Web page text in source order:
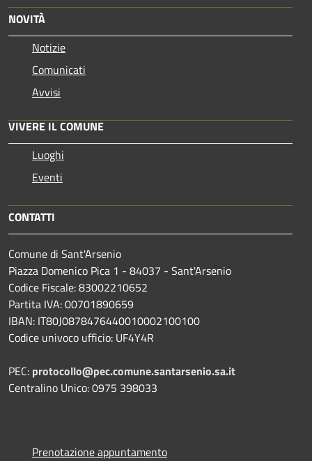
NOVITÀ
Notizie
Comunicati
Avvisi
VIVERE IL COMUNE
Luoghi
Eventi
CONTATTI
Comune di Sant'Arsenio
Piazza Domenico Pica 1 - 84037 - Sant'Arsenio
Codice Fiscale: 83002210652
Partita IVA: 00701890659
IBAN: IT80J0878476440010002100100
Codice univoco ufficio: UF4Y4R
PEC: protocollo@pec.comune.santarsenio.sa.it
Centralino Unico: 0975 398033
Prenotazione appuntamento